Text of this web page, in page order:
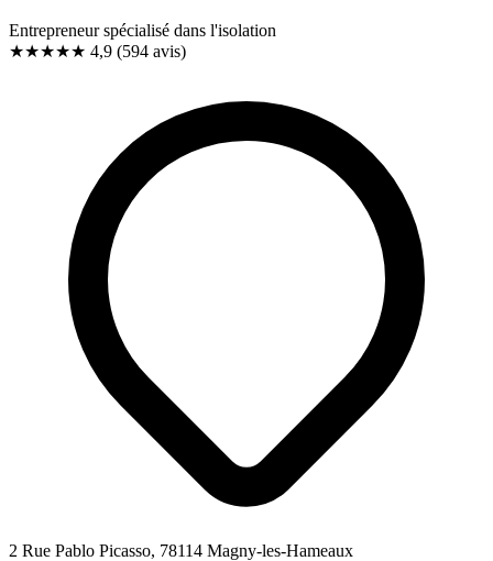
Entrepreneur spécialisé dans l'isolation
★★★★★ 4,9 (594 avis)
2 Rue Pablo Picasso, 78114 Magny-les-Hameaux